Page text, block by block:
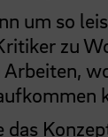
um so
zu